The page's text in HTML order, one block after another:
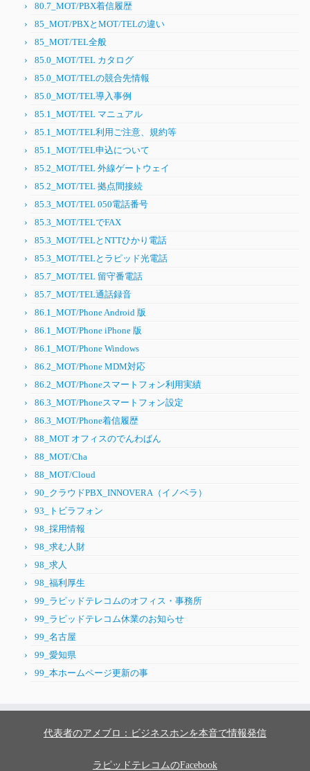
80.7_MOT/PBX着信履歴
85_MOT/PBXとMOT/TELの違い
85_MOT/TEL全般
85.0_MOT/TEL カタログ
85.0_MOT/TELの競合先情報
85.0_MOT/TEL導入事例
85.1_MOT/TEL マニュアル
85.1_MOT/TEL利用ご注意、規約等
85.1_MOT/TEL申込について
85.2_MOT/TEL 外線ゲートウェイ
85.2_MOT/TEL 拠点間接続
85.3_MOT/TEL 050電話番号
85.3_MOT/TELでFAX
85.3_MOT/TELとNTTひかり電話
85.3_MOT/TELとラピッド光電話
85.7_MOT/TEL 留守番電話
85.7_MOT/TEL通話録音
86.1_MOT/Phone Android 版
86.1_MOT/Phone iPhone 版
86.1_MOT/Phone Windows
86.2_MOT/Phone MDM対応
86.2_MOT/Phoneスマートフォン利用実績
86.3_MOT/Phoneスマートフォン設定
86.3_MOT/Phone着信履歴
88_MOT オフィスのでんわばん
88_MOT/Cha
88_MOT/Cloud
90_クラウドPBX_INNOVERA（イノベラ）
93_トビラフォン
98_採用情報
98_求む人財
98_求人
98_福利厚生
99_ラピッドテレコムのオフィス・事務所
99_ラピッドテレコム休業のお知らせ
99_名古屋
99_愛知県
99_本ホームページ更新の事
代表者のアメブロ：ビジネスホンを本音で情報発信
ラピッドテレコムのFacebook